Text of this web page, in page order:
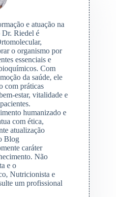
e atuação na
Dr. Riedel é
o organismo por
essenciais e
Com
da saúde, ele
com práticas
estar, vitalidade e
humanizado e
com ética,
atualização
Blog
caráter
Não
e o
Nutricionista e
um profissional